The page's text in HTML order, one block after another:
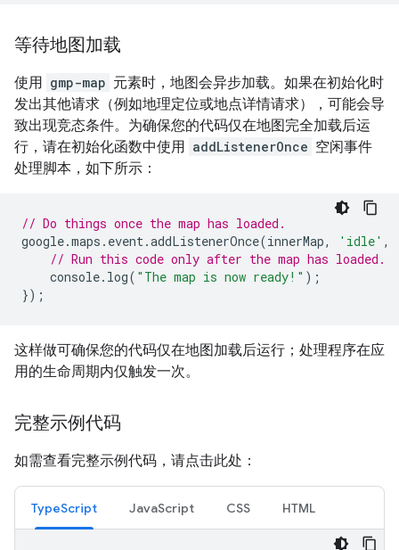
等待地图加载
使用 gmp-map 元素时，地图会异步加载。如果在初始化时
发出其他请求（例如地理定位或地点详情请求），可能会导
致出现竞态条件。为确保您的代码仅在地图完全加载后运
行，请在初始化函数中使用 addListenerOnce 空闲事件
处理脚本，如下所示：
// Do things once the map has loaded.
google.maps . event.addListenerOnce(innerMap, 'idle' ,
// Run this code only after the map has loaded.
console. log( "The map is now ready!" );
});
这样做可确保您的代码仅在地图加载后运行；处理程序在应
用的生命周期内仅触发一次。
完整示例代码
如需查看完整示例代码，请点击此处：
TypeScript JavaScript CSS HTML